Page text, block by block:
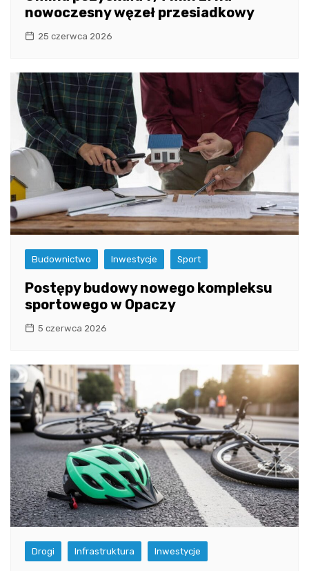
nowoczesny węzeł przesiadkowy
25 czerwca 2026
Budownictwo Inwestycje Sport
Postępy budowy nowego kompleksu
sportowego w Opaczy
5 czerwca 2026
Drogi Infrastruktura Inwestycje